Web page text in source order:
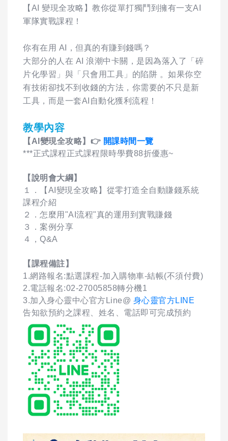
【AI 變現全攻略】教你從單打獨鬥到擁有一支AI
軍隊實戰課程！
你有在用 AI，但真的有賺到錢嗎？
大部分的人在 AI 浪潮中卡關，是因為落入了「碎
片化學習」與「只會用工具」的陷阱 。如果你空
有技術卻找不到收錢的方法，你需要的不只是新
工具，而是一套AI自動化獲利流程！
教學內容
【AI變現全攻略】👉 開課時間一覽
***正式課程正式課程限時學費88折優惠~
【說明會大綱】
１．【AI變現全攻略】從零打造全自動賺錢系統
課程介紹
２．怎麼用"AI流程"真的運用到實戰賺錢
３．案例分享
４，Q&A
【課程備註】
1.網路報名:點選課程-加入購物車-結帳(不須付費)
2.電話報名:02-27005858轉分機1
3.加入身心靈中心官方Line@ 身心靈官方LINE
告知欲預約之課程、姓名、電話即可完成預約